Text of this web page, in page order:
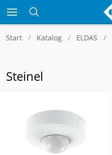
Start Katalog ELDAS
Steinel